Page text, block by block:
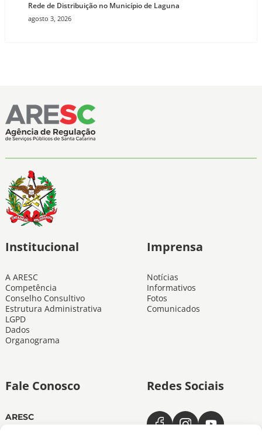
Rede de Distribuição no Município de Laguna
agosto 3, 2026
Institucional
A ARESC
Competência
Conselho Consultivo
Estrutura Administrativa
LGPD
Dados
Organograma
Imprensa
Notícias
Informativos
Fotos
Comunicados
Fale Conosco
ARESC
Redes Sociais